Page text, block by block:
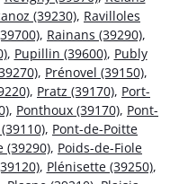
(39230), Ravilloles
, Rainans (39290),
, Pupillin (39600), Publy
, Prénovel (39150),
, Pratz (39170), Port-
, Ponthoux (39170), Pont-
, Pont-de-Poitte
(39290), Poids-de-Fiole
, Plénisette (39250),